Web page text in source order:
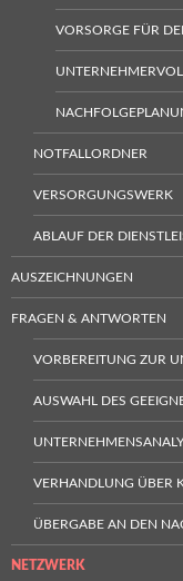
VORSORGE FÜR
NOTFALLORDNER
VERSORGUNGSWERK
ABLAUF DER
AUSZEICHNUNGEN
FRAGEN & ANTWORTEN
VORBEREITUNG ZUR
AUSWAHL DES
VERHANDLUNG ÜBER
ÜBERGABE AN DEN
NETZWERK